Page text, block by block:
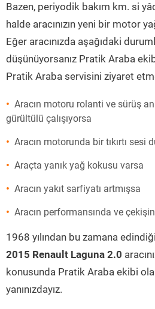
Bazen, periyodik bakım km. si
halde aracınızın yeni bir motor
Eğer aracınızda aşağıdaki
düşünüyorsanız Pratik Araba
Pratik Araba servisini ziyaret
Aracın motoru rolanti ve sürüş
gürültülü çalışıyorsa
Aracın motorunda bir tıkırtı sesi
Araçta yanık yağ kokusu varsa
Aracın yakıt sarfiyatı artmışsa
Aracın performansında ve
1968 yılından bu zamana
2015 Renault Laguna 2.0
konusunda Pratik Araba ekibi
yanınızdayız.